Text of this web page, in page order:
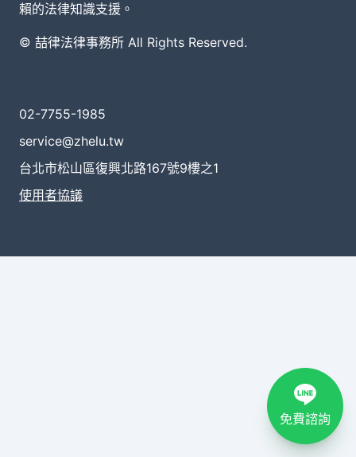
賴的法律知識支援。
© 喆律法律事務所 All Rights Reserved.
02-7755-1985
service@zhelu.tw
台北市松山區復興北路167號9樓之1
使用者協議
免費諮詢